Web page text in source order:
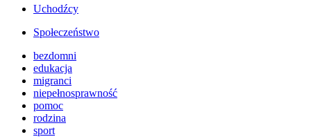
Uchodźcy
Społeczeństwo
bezdomni
edukacja
migranci
niepełnosprawność
pomoc
rodzina
sport